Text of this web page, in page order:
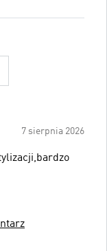
7 sierpnia 2026